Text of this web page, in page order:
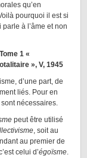
qu’en
pourquoi il est si
à l’âme et non
1 «
», V, 1945
d’une part, de
liés. Pour en
nécessaires.
peut être utilisé
, soit au
au premier de
celui d’égoïsme.